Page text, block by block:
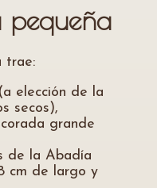
pequeña
trae:
elección de la
secos),
grande
de la Abadía
cm de largo y